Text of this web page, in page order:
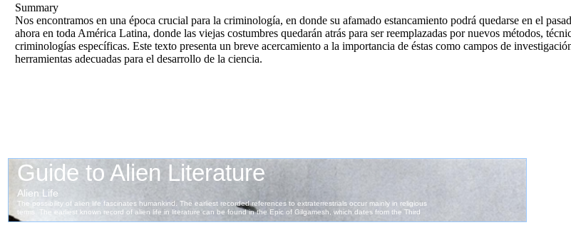
Summary
Nos encontramos en una época crucial para la criminología, en donde su afamado estancamiento podrá quedarse en el
ahora en toda América Latina, donde las viejas costumbres quedarán atrás para ser reemplazadas por nuevos métodos,
criminologías específicas. Este texto presenta un breve acercamiento a la importancia de éstas como campos de
herramientas adecuadas para el desarrollo de la ciencia.